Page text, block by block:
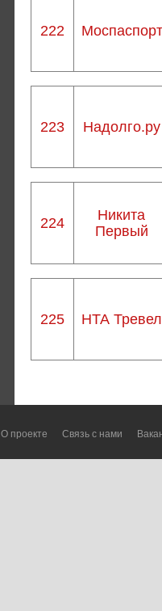
222 Моспаспорт
223 Надолго.ру
224
Никита
Первый
225 НТА Тревел
О проекте Связь с нами